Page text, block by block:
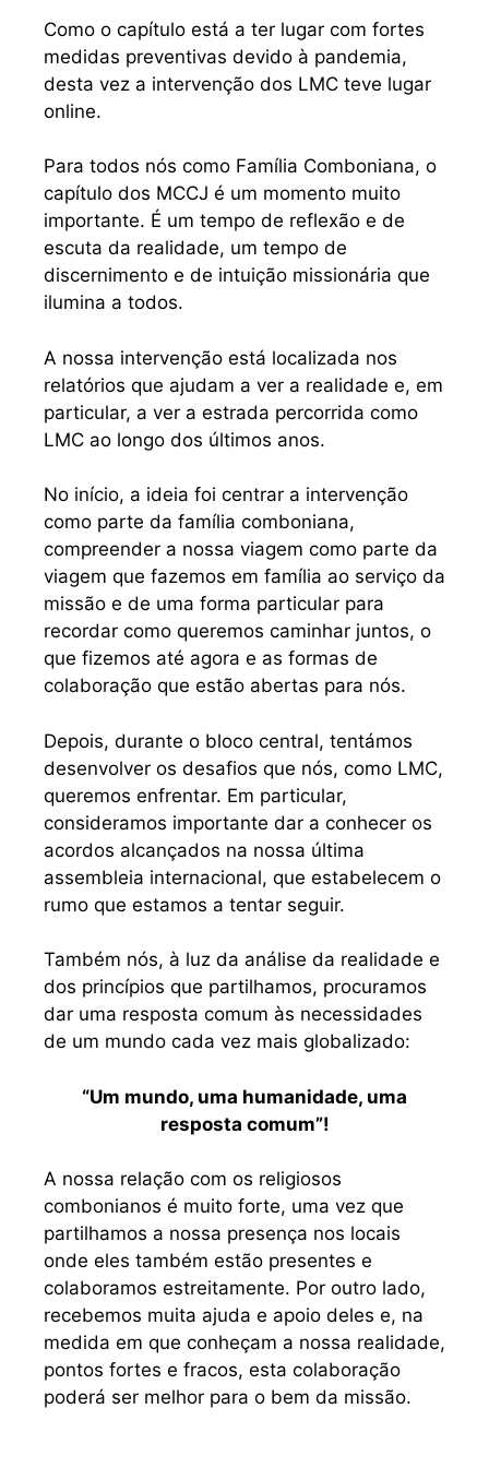
Como o capítulo está a ter lugar com fortes
medidas preventivas devido à pandemia,
desta vez a intervenção dos LMC teve lugar
online.
Para todos nós como Família Comboniana, o
capítulo dos MCCJ é um momento muito
importante. É um tempo de reflexão e de
escuta da realidade, um tempo de
discernimento e de intuição missionária que
ilumina a todos.
A nossa intervenção está localizada nos
relatórios que ajudam a ver a realidade e, em
particular, a ver a estrada percorrida como
LMC ao longo dos últimos anos.
No início, a ideia foi centrar a intervenção
como parte da família comboniana,
compreender a nossa viagem como parte da
viagem que fazemos em família ao serviço da
missão e de uma forma particular para
recordar como queremos caminhar juntos, o
que fizemos até agora e as formas de
colaboração que estão abertas para nós.
Depois, durante o bloco central, tentámos
desenvolver os desafios que nós, como LMC,
queremos enfrentar. Em particular,
consideramos importante dar a conhecer os
acordos alcançados na nossa última
assembleia internacional, que estabelecem o
rumo que estamos a tentar seguir.
Também nós, à luz da análise da realidade e
dos princípios que partilhamos, procuramos
dar uma resposta comum às necessidades
de um mundo cada vez mais globalizado:
“Um mundo, uma humanidade, uma
resposta comum”!
A nossa relação com os religiosos
combonianos é muito forte, uma vez que
partilhamos a nossa presença nos locais
onde eles também estão presentes e
colaboramos estreitamente. Por outro lado,
recebemos muita ajuda e apoio deles e, na
medida em que conheçam a nossa realidade,
pontos fortes e fracos, esta colaboração
poderá ser melhor para o bem da missão.